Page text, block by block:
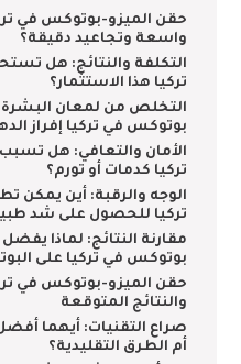
حقن الميزو-بوتوكس في
واسعة وتجاعيد دقيقة؟
التكلفة والنتائج: هل
تركيا هذا الاستثمار؟
التخلص من لمعان
بوتوكس في تركيا إفراز
الأمان والتعافي: هل
تركيا كدمات أو تورم؟
الوجه والرقبة: أين يمكن
تركيا للحصول على شد
مقارنة النتائج: لماذا
بوتوكس في تركيا على
حقن الميزو-بوتوكس في
والنتائج المتوقعة
صراع التقنيات: أيهما
أم الطرق التقليدية؟